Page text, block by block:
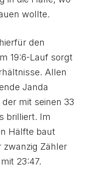
wollte.
den
19:6-Lauf sorgt
Allen
Janda
mit seinen 33
brilliert. Im
Hälfte baut
zwanzig Zähler
23:47.